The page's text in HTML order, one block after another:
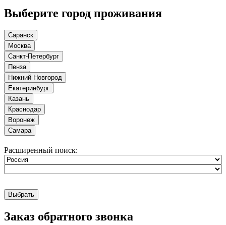
Выберите город проживания
Саранск
Москва
Санкт-Петербург
Пенза
Нижний Новгород
Екатеринбург
Казань
Краснодар
Воронеж
Самара
Расширенный поиск:
Выбрать
Заказ обратного звонка